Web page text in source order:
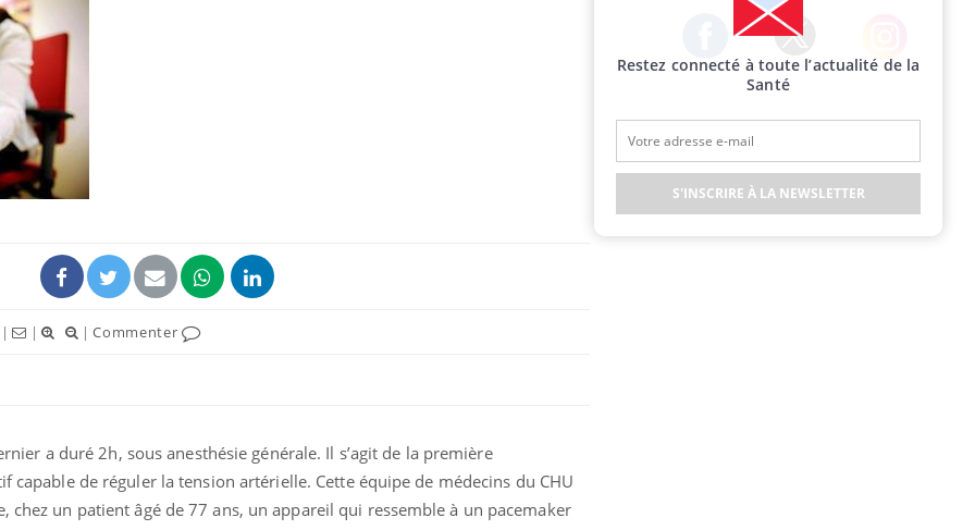
| | |Commenter
a duré 2h, sous anesthésie générale. Il s’agit de la première
capable de réguler la tension artérielle. Cette équipe de médecins du CHU
chez un patient âgé de 77 ans, un appareil qui ressemble à un pacemaker
Facebook Twitter Instagram
Restez connecté à toute l’actualité de la
Santé
S'INSCRIRE À LA NEWSLETTER